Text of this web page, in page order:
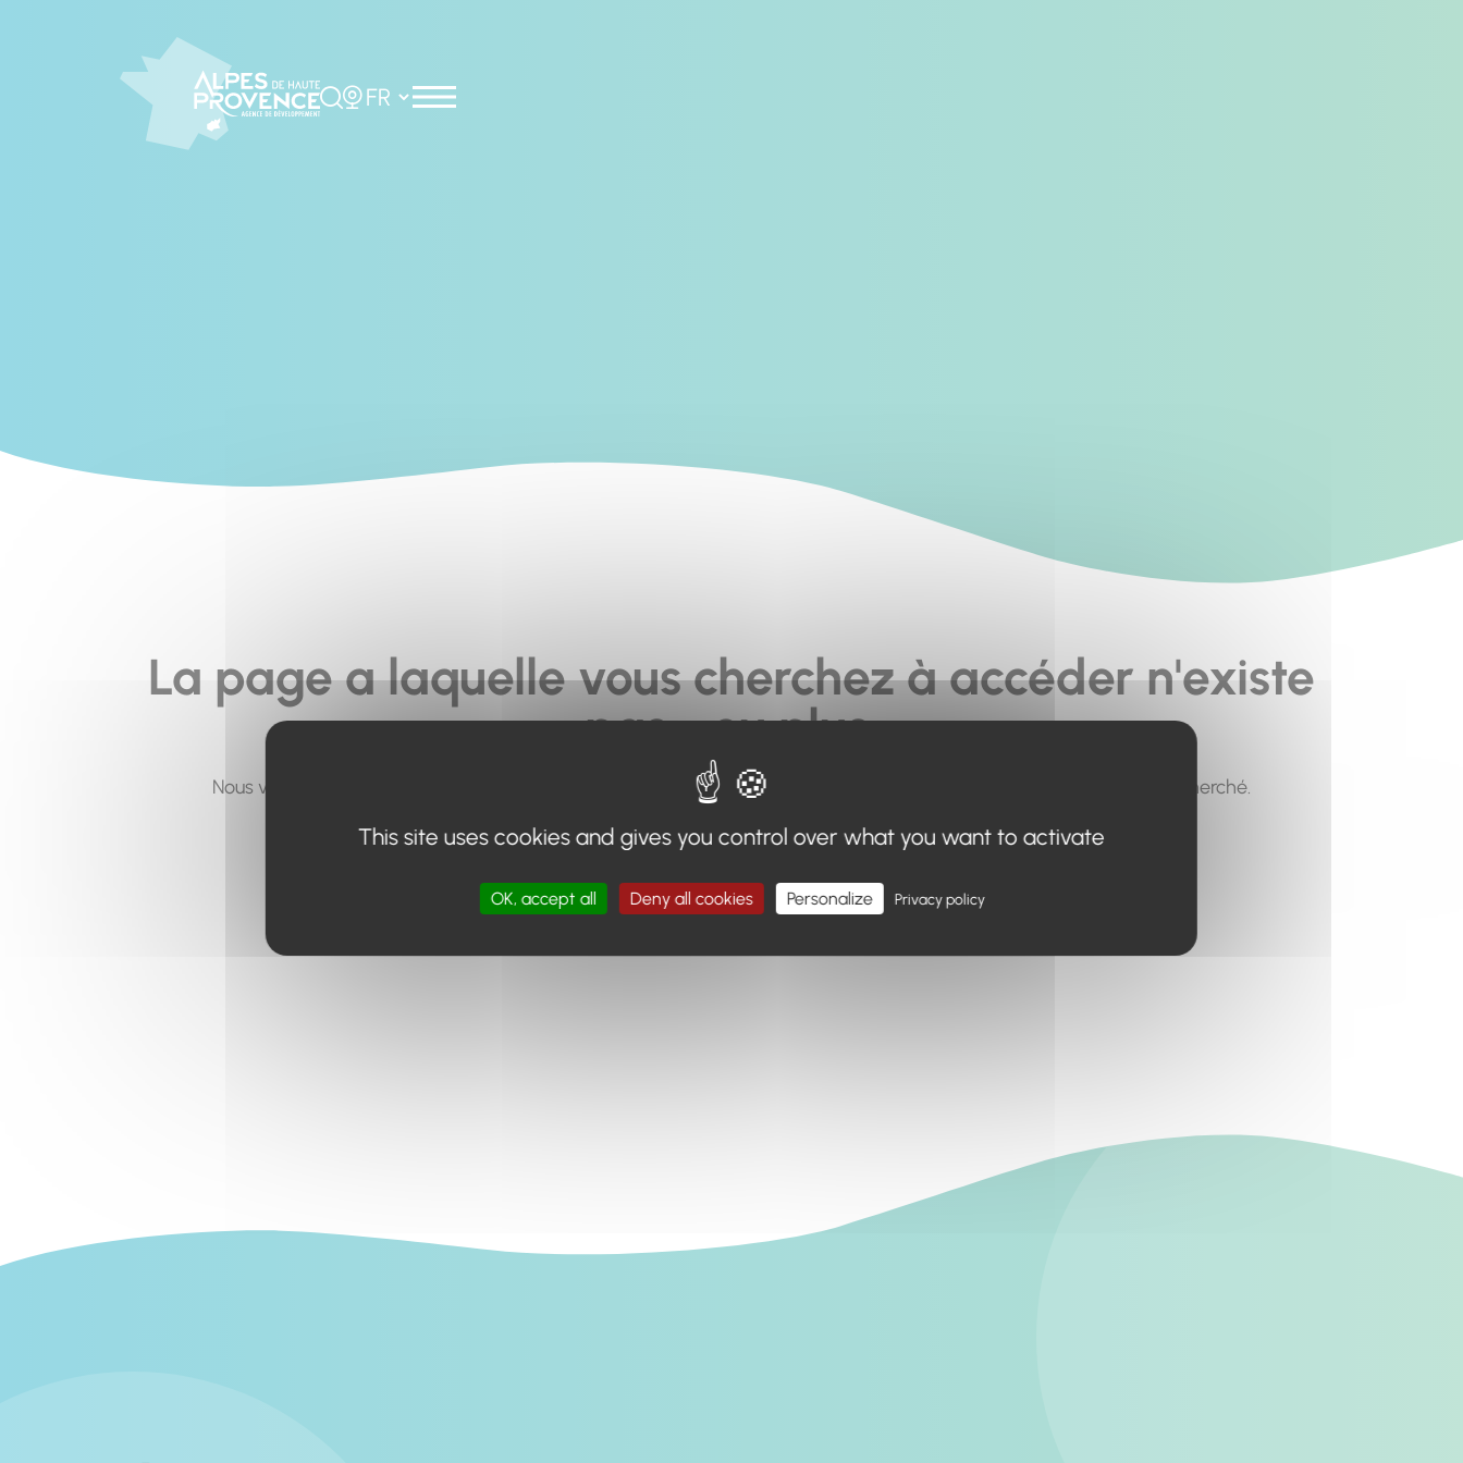
Rechercher
Choisir la langue
La page a laquelle vous cherchez à accéder n'existe
pas... ou plus.
Nous vous invitons à utiliser le moteur de recherche en haut de page, ou à utiliser le menu pour trouver le contenu recherché.
Retour à l'accueil
This site uses cookies and gives you control over what you want to activate
OK, accept all Deny all cookies Personalize Privacy policy